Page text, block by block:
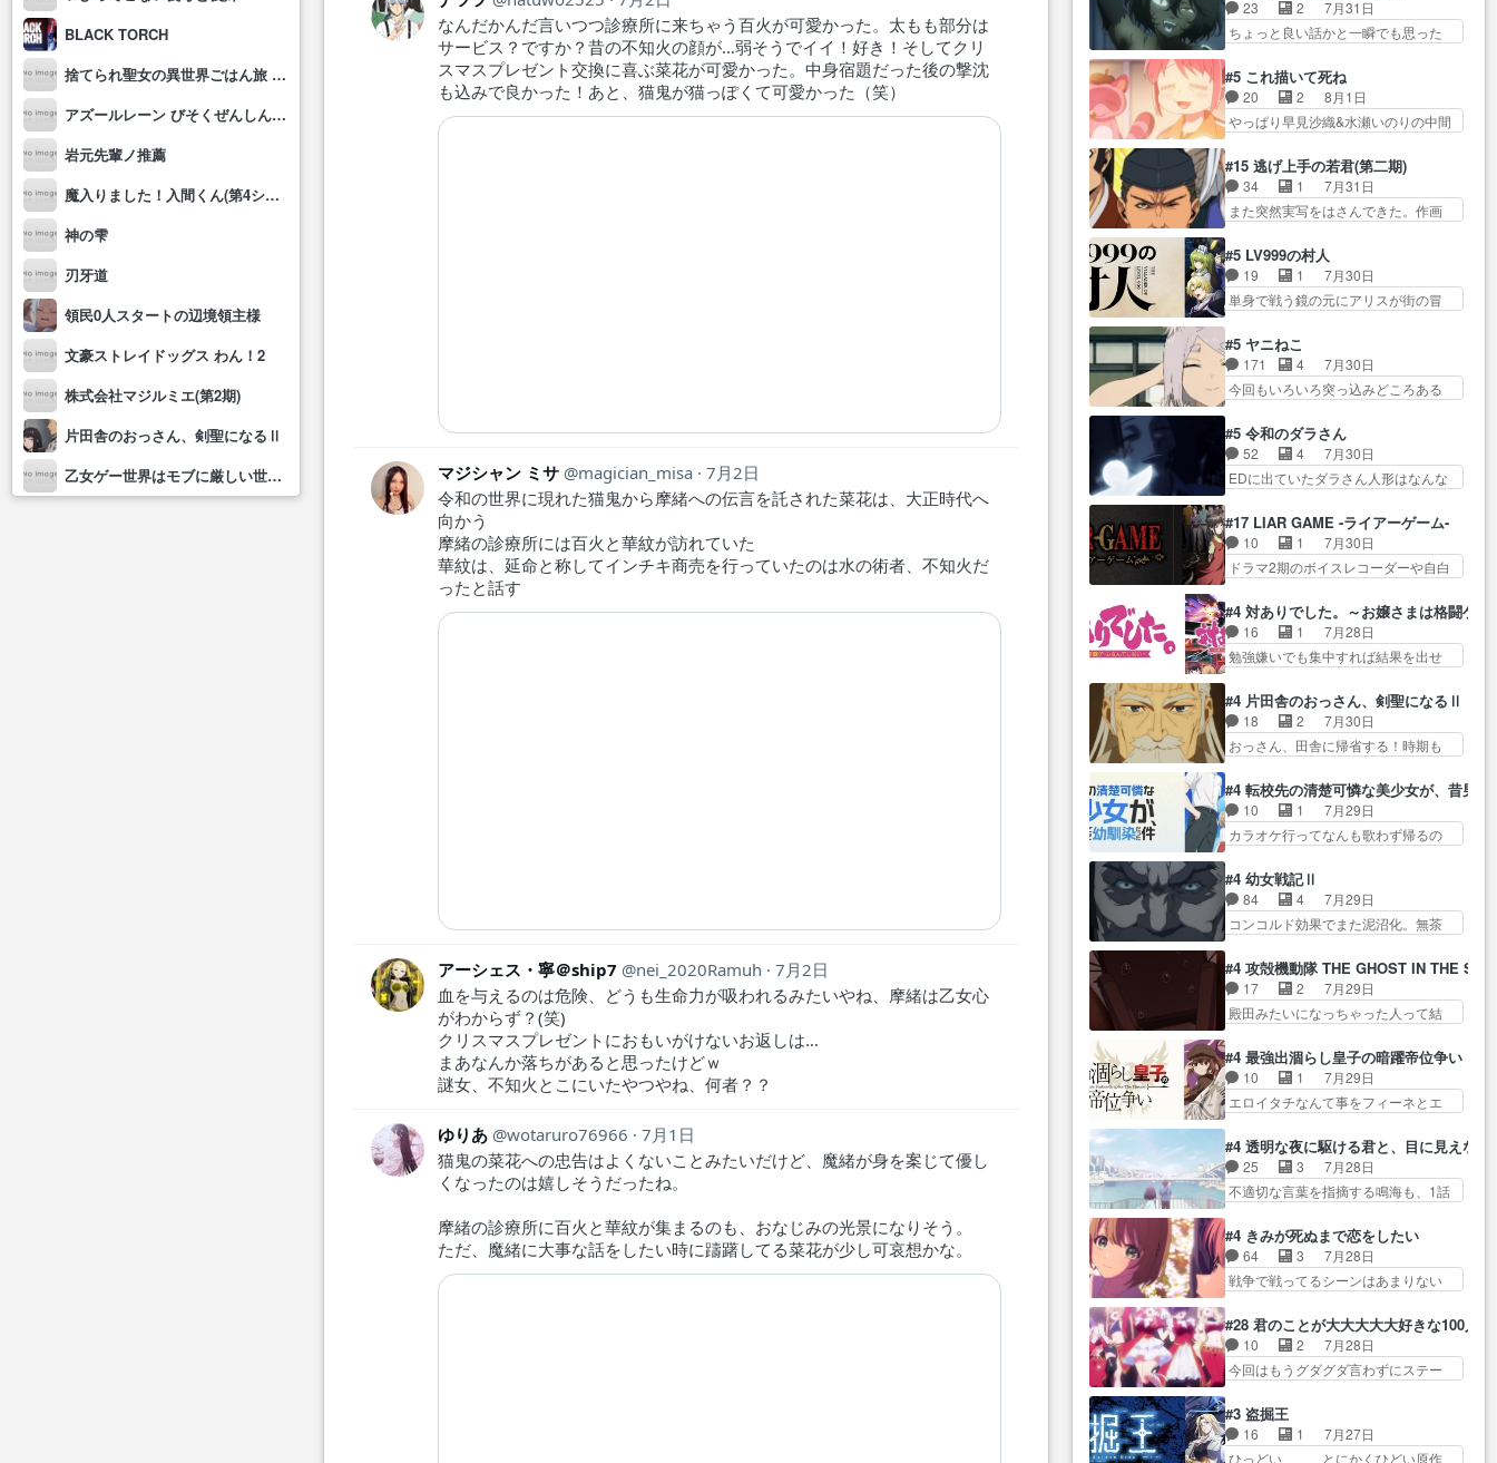
BLACK TORCH
捨てられ聖女の異世界ごはん旅 隠れスキルでキャンピングカーを召喚しました
アズールレーン びそくぜんしんっ！にっ!!
岩元先輩ノ推薦
魔入りました！入間くん(第4シリーズ)
神の雫
刃牙道
領民0人スタートの辺境領主様
文豪ストレイドッグス わん！2
株式会社マジルミエ(第2期)
片田舎のおっさん、剣聖になるⅡ
乙女ゲー世界はモブに厳しい世界です2
なんだかんだ言いつつ診療所に来ちゃう百火が可愛かった。太もも部分は
サービス？ですか？昔の不知火の顔が…弱そうでイイ！好き！そしてクリ
スマスプレゼント交換に喜ぶ菜花が可愛かった。中身宿題だった後の撃沈
も込みで良かった！あと、猫鬼が猫っぽくて可愛かった（笑）
マジシャン ミサ magician_misa
7月2日
令和の世界に現れた猫鬼から摩緒への伝言を託された菜花は、大正時代へ
向かう
摩緒の診療所には百火と華紋が訪れていた
華紋は、延命と称してインチキ商売を行っていたのは水の術者、不知火だ
ったと話す
アーシェス・寧＠ship7 nei_2020Ramuh
7月2日
血を与えるのは危険、どうも生命力が吸われるみたいやね、摩緒は乙女心
がわからず？(笑)
クリスマスプレゼントにおもいがけないお返しは…
まあなんか落ちがあると思ったけどｗ
謎女、不知火とこにいたやつやね、何者？？
ゆりあ wotaruro76966
7月1日
猫鬼の菜花への忠告はよくないことみたいだけど、魔緒が身を案じて優し
くなったのは嬉しそうだったね。
摩緒の診療所に百火と華紋が集まるのも、おなじみの光景になりそう。
ただ、魔緒に大事な話をしたい時に躊躇してる菜花が少し可哀想かな。
に憧れるのはいいけど自分自身
が… 素の自分はどちらなのかは
まだ不明だが見せ…
気にしないし、充実し… ・バー
チャルだけど、みゅーたいぷ初ライ
たら歌唱シーン… の、らいぶシ
ーン＿!!­­--­­--­… それだけでええや
ん！！しかし、ビオラが仕…
ざこ… 着眼点は良くとも、先鋭
的すぎるのか。芸能… 鬼夜叉は
条… 観世座を離れ、三条坊門御
所で日々を送る鬼… 「お前(鬼夜
叉)が凄いのではなく客が凄い…
猫の動き… 登場人物の我が強
い。新しい獅子舞に拘って… 第
５話をprimevideoで視聴しまし…
23 2
7月31日
ちょっと良い話かと一瞬でも思った
めてなかった？白雪碧さ… 今日
も1日お疲れ様でした～───昨晩～
今… 幼女に拾われたお市ちゃん
の恩返し。化け猫… 役にて出演
ン… トイ・ストーリーみたいな
始まり。流石に除… 猫相手にな
んでそんなに…と思ったらそう
化け猫は油が好物… 今回はあか
やし1体のみで15分。金持ちの…
今更だけど霊が性行為で祓えること
は何とな…
#5 これ描いて死ね
20 2
8月1日
やっぱり早見沙織&水瀬いのりの中間
とになってたんだっけ… 登場人
物が増えてわいわいしたところが好
き… 初コミティアで２０冊刷り
は妥当だよね。俺… 藤森さんの
が⋯… 〜漫画に「想い」をこめ
よう｣娘に漫画であ… 何回この作
品に泣かされるのだろう。光が
っていいなあ。同… コミティア
参加のしおりを徹夜で作る先生
(… お母さん、娘にあんな漫画描
かれたら泣いち…
#15 逃げ上手の若君(第二期)
34 1
7月31日
また突然実写をはさんできた。作画
る事と分かると水を得た… 30歳
まで童貞だと魔法使いになれるとい
う… こっちの諏訪の三大将もま
たクセが強いw色… 頼重が完全に
が… 弧次郎「欲を我慢して強く
なれるなら大飯食… 変化球な演
出も交えながらの状況説明が本
した！最終的に… この高らかな
DT宣言、合田一人に通じるも…
この作品は近年稀に見るおっさんキ
ャラの充…
#5 LV999の村人
19 1
7月30日
単身で戦う鏡の元にアリスが街の冒
に飲み込まれた転生者と… みん
なががんばってくれたアリスの父ち
ゃん… 成長限界が999である村人
と定めた上位存… 大規模バトル
り… やっぱり勇者より強かった
か笑統率力LV9… 普通の人間の親
子やーん総務課長と娘の女子…
の… そのために役割を超越する
者の出現させるた… アリスのお
陰で他の勇者達も共闘してくれ魔…
#5 ヤニねこ
171 4
7月30日
今回もいろいろ突っ込みどころある
の話が尋常じゃない雰囲… 妹子
ちゃんの恋愛話をしたり、タバコを
生産… ここうっすら思ったこと
ズバリ言ってくれて… おかし
配… ヤクねこのクワガタ取りの
話見て切なくなっ… 普段は選別
された4～600レスを2,30… 隠し
正… なんか今日はかなり一瞬で
終わっちまったっ… 先週と比べ
てまだまともに見えた。4話は過…
#5 令和のダラさん
52 4
7月30日
EDに出ていたダラさん人形はなんな
生まれた日』をダラさ… 陰惨な
過去がきっちり現代に継承されてい
る… ダラさんと姉弟の母との出
会いの話やはりダ… ダラさんの
人… 第５話感想：２人の過剰な
貢ぎ物?の礼とし… 第５話感想：
姉のお誕生会にダラさんを招
替わってるのね… こんなデカイ
のどうやって運ぶんだよ！？
姉… ダラさん、人型形態にもな
れるんか!?w髪…
#17 LIAR GAME -ライアーゲーム-
10 1
7月30日
ドラマ2期のボイスレコーダーや自白
をつくのが抜群に上手… 昼の国
の奴らも馬鹿が多いが、夜の国も同
じ… ご視聴ありがとうございま
した来週もよろし… 握った◯治
レ… ヨコヤの頭の回転の速さと
人間の心理を利用… 夜の国のヨ
コヤ支配がますますひどく……。
裁支配を強化、… やはりヨコヤ
いいですね。昼の国が勝てる
流… 役で出演いたしました。次
回も緊張が止まり…
#4 対ありでした。～お嬢さまは格闘ゲ
16 1
7月28日
勉強嫌いでも集中すれば結果を出せ
しむ４人。だが、期末試… どん
なゲームも相手が強すぎるとやる気
無く… テーマ：テスト勉強と大
会感想は、美緒がテ… すげーー
優… 深夜の格ゲー対戦よりテス
トの方がよっぽど… 真剣に授業
を受けて、夜は珠樹の部屋で格
勉強会！美緒ちゃ… 受験勉強と
戦闘の2択なら戦闘を選ぶ娘w
美… 勉強嫌いでバトルを選ぶっ
て、ひぐらしの沙…
#4 片田舎のおっさん、剣聖になるⅡ
18 2
7月30日
おっさん、田舎に帰省する！時期も
副団長、年長者が強い順… 底知
れない爺さんには夢が詰まってると
思う… クルニ、ヘンブリッツ、
ミュイと一緒におっ… 帰省、お
確… 父親から手紙が来た。サー
ベルボアの退治の… ここでヘン
ブリッツくんが同行するのが変
に・ベリルはミュ… おっさんの
親となるとお爺ちゃんだよね孫
扱… ・ベリル、実家に帰ること
に・ベリルはミュ…
#4 転校先の清楚可憐な美少女が、昔男
10 1
7月29日
カラオケ行ってなんも歌わず帰るの
めっちゃ可愛いぞ！！！… どう
やらあの女優さんが春希のお母さん
のよ… 春希ちゃん姫ちゃんに野
菜の子も凄え可愛い… 隼人くん
全… 第４話をU-NEXTで視聴しま
した。視聴… スマホを買うた
め、都心で待ち合わせをした…
だかん… いきなりシリアス展開
ぶち込んでくるじゃん… 春希の
家庭事情は複雑。食事とか隼人が親
身…
#4 幼女戦記Ⅱ
84 4
7月29日
コンコルド効果でまた泥沼化。無茶
自らが行う煙草と葉巻は… ブロ
グを更新しました!!宜しければ、是
非… 計画通りにはいかないね笑
やり遂げた(ほぼ… 今回もターニ
し… 白髪の男性が語った家族を
失った喪無感が、… 連邦に対し
て有利な講話条件を引き出すた
ターニャの勝利軍… 犠牲を払っ
ても良いならお前たちが前線へ
行… 戦闘がアッサリし過ぎじゃ
ない？戦争がメイ…
#4 攻殻機動隊 THE GHOST IN THE
17 2
7月29日
殿田みたいになっちゃった人って結
と思ってたら、トグサが… あの
見た目もうただのロボでしかないん
だよ… 俺らの汗拭きそりゃいや
だろwwバトー＆ト… イノセンス
イ… アダム・リンクやジェイム
スン(教授)型サ… アンドロイドも
おっさんの汗を拭くのは嫌や…
ったエピ… コミカルなのにも慣
れてきました。１話でし… ロボ
ットの反乱は今となっては良くある
話し…
#4 最強出涸らし皇子の暗躍帝位争い
10 1
7月29日
エロイタチなんて事をフィーネとエ
た事を…フィーネは自分… モン
スターを呼ぶ笛？黒幕は狩猟祭とは
関係… 平凡な少女に見える眼鏡w
眼鏡属性は持ち合… 神アニメ、
の… フィーネがアルノルトに活
躍してもらいたが… 第４話を
ABEMAで視聴しました。視聴
２度目のデート出… マジできな
臭いぞ帝位争い。姉からの刺客
を… ふぃーねと町の様子を見に
行ったら町中で窃…
#4 透明な夜に駆ける君と、目に見えない
25 3
7月28日
不適切な言葉を指摘する鳴海も、1話
り微笑ましいw良い奴… どう接し
ていいのかわからず戸惑うかける
も… 盲目だと相手の表情も分か
らないからどう思… 今期のバッ
… 初デートで冬月を笑わせよう
とする姿も冬月… 特に大きな事
件やイベントが起きるでもな
うとする姿も冬月… 3話までは主
人公がどうでもいいことでず
っ… 花火購入に浅草へ…行き当
#4 きみが死ぬまで恋をしたい
64 3
7月28日
戦争で戦ってるシーンはあまりない
れなかったようなシーナ… ミミ
の存在で揺らぐ14クラス約束された
死… ミミの秘密をあっさり受け
入れたのは拍子抜… 蘇生魔法っ
手… 蘇生魔法ヤバイけどミミい
なかったら詰んで… アニメオタ
#28 君のことが大大大大大好きな100人
10 2
7月28日
今回はもうグダグダ言わずにステー
大好きな１００人の彼女… 100カ
ノ版ラブライブ！？こういうのは
人… 俺、みんなのレッスン動画
#3 盗掘王
16 1
7月27日
ひっどい、、、とにかくひどい原作